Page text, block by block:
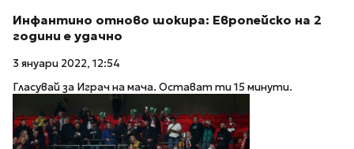
Инфантино отново шокира: Европейско на 2
години е удачно
3 януари 2022, 12:54
Гласувай за Играч на мача. Остават ти 15 минути.